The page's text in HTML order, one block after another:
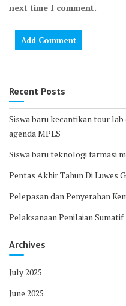
next time I comment.
Recent Posts
Siswa baru kecantikan tour
agenda MPLS
Siswa baru teknologi farmasi
Pentas Akhir Tahun Di Luwes
Pelepasan dan Penyerahan
Pelaksanaan Penilaian
Archives
July 2025
June 2025